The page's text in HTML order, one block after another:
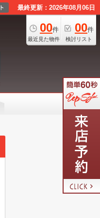
最終更新：2026年08月06日
00件
最近見た物件
00件
検討リスト